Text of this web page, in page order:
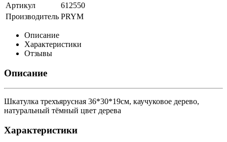
Артикул
612550
Производитель PRYM
Описание
Характеристики
Отзывы
Описание
Шкатулка трехъярусная 36*30*19см, каучуковое дерево,
натуральный тёмный цвет дерева
Характеристики